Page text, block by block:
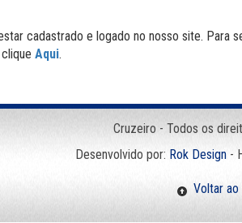
cadastrado e logado no nosso site. Para
Aqui.
Cruzeiro - Todos os
Desenvolvido por: Rok Design-
Voltar